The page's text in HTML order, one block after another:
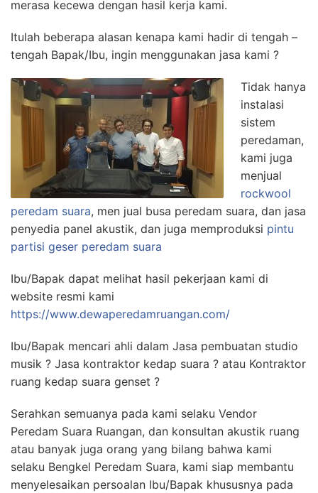
merasa kecewa dengan hasil kerja kami.
Itulah beberapa alasan kenapa kami hadir di tengah –
tengah Bapak/Ibu, ingin menggunakan jasa kami ?
Tidak hanya
instalasi
sistem
peredaman,
kami juga
menjual
rockwool
peredam suara, men jual busa peredam suara, dan jasa
penyedia panel akustik, dan juga memproduksi pintu
partisi geser peredam suara
Ibu/Bapak dapat melihat hasil pekerjaan kami di
website resmi kami
https://www.dewaperedamruangan.com/
Ibu/Bapak mencari ahli dalam Jasa pembuatan studio
musik ? Jasa kontraktor kedap suara ? atau Kontraktor
ruang kedap suara genset ?
Serahkan semuanya pada kami selaku Vendor
Peredam Suara Ruangan, dan konsultan akustik ruang
atau banyak juga orang yang bilang bahwa kami
selaku Bengkel Peredam Suara, kami siap membantu
menyelesaikan persoalan Ibu/Bapak khususnya pada